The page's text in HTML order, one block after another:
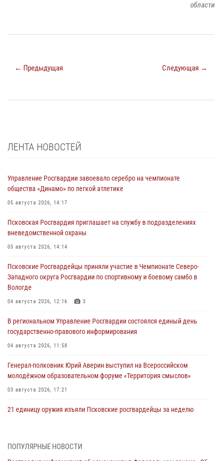
области
← Предыдущая Следующая →
ЛЕНТА НОВОСТЕЙ
Управление Росгвардии завоевало серебро на чемпионате
общества «Динамо» по легкой атлетике
05 августа 2026, 14:17
Псковская Росгвардия приглашает на службу в подразделениях
вневедомственной охраны
05 августа 2026, 14:14
Псковские Росгвардейцы приняли участие в Чемпионате Северо-
Западного округа Росгвардии по спортивному и боевому самбо в
Вологде
04 августа 2026, 12:16 3
В региональном Управление Росгвардии состоялся единый день
государственно-правового информирования
04 августа 2026, 11:58
Генерал-полковник Юрий Аверин выступил на Всероссийском
молодёжном образовательном форуме «Территория смыслов»
03 августа 2026, 17:21
21 единицу оружия изъяли Псковские росгвардейцы за неделю
Росгвардейцы принимают участие в обеспечении общественной
ПОПУЛЯРНЫЕ НОВОСТИ